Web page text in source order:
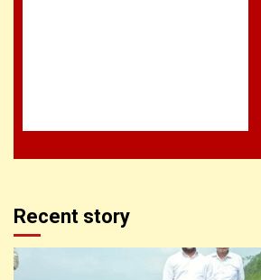
Recent story